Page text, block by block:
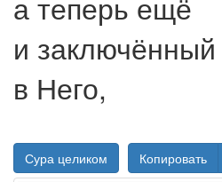
и
в Него,
Сура целиком Копировать